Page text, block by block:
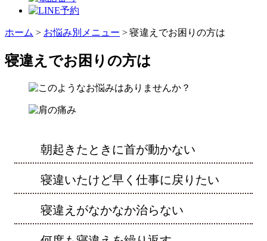
ホーム > お悩み別メニュー >寝違えでお困りの方は
寝違えでお困りの方は
朝起きたときに首が動かない
寝違いたけど早く仕事に戻りたい
寝違えがなかなか治らない